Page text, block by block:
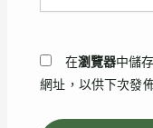
在瀏覽器中儲
網址，以供下次發